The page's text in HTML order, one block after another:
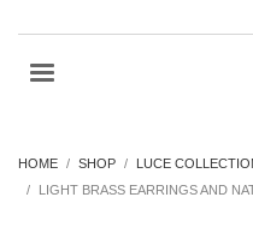
HOME SHOP
LUCE
LIGHT BRASS EARRINGS AND